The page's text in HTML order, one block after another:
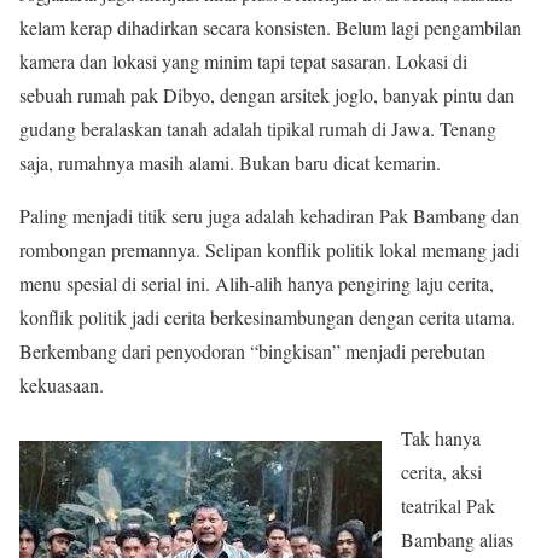
kelam kerap dihadirkan secara konsisten. Belum lagi pengambilan
kamera dan lokasi yang minim tapi tepat sasaran. Lokasi di
sebuah rumah pak Dibyo, dengan arsitek joglo, banyak pintu dan
gudang beralaskan tanah adalah tipikal rumah di Jawa. Tenang
saja, rumahnya masih alami. Bukan baru dicat kemarin.
Paling menjadi titik seru juga adalah kehadiran Pak Bambang dan
rombongan premannya. Selipan konflik politik lokal memang jadi
menu spesial di serial ini. Alih-alih hanya pengiring laju cerita,
konflik politik jadi cerita berkesinambungan dengan cerita utama.
Berkembang dari penyodoran “bingkisan” menjadi perebutan
kekuasaan.
Tak hanya
cerita, aksi
teatrikal Pak
Bambang alias